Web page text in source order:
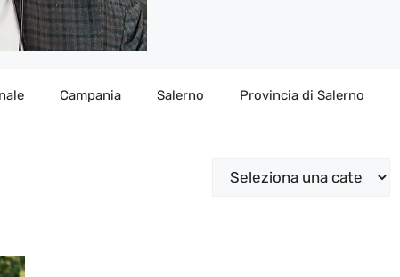
Campania Salerno Provincia di Salerno
Categorie